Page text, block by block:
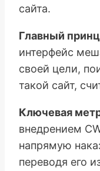
сайта.
Главный
интерфейс
своей цели,
такой сайт,
Ключевая
внедрением
напрямую
переводя его